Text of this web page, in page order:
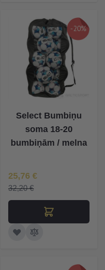
-20%
Select Bumbiņu
soma 18-20
bumbiņām / melna
Īpaša Cena
25,76 €
32,20 €